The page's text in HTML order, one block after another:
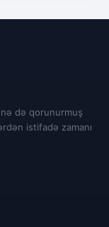
də qorunurmuş
istifadə zamanı